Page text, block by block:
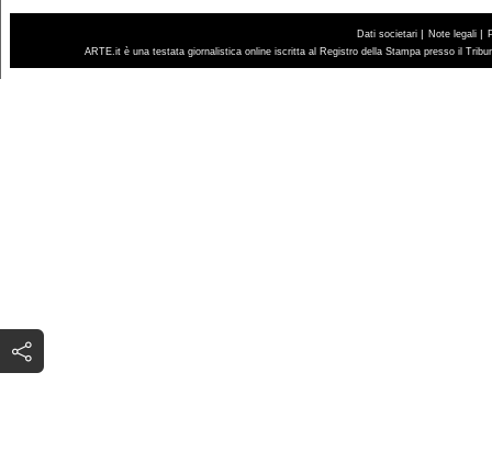
Dati societari | Note legali |
ARTE.it è una testata giornalistica online iscritta al Registro della Stampa presso il